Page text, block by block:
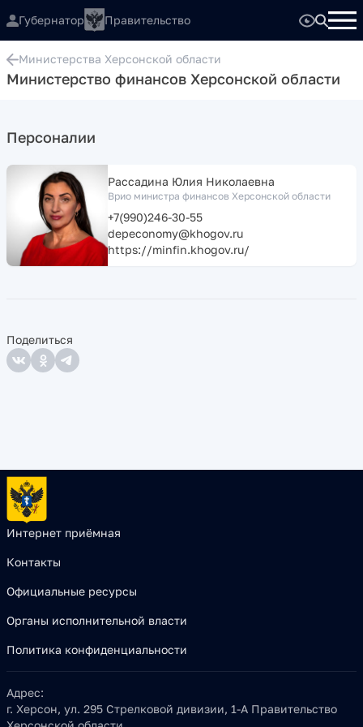
Губернатор Правительство
Министерства Херсонской области
Министерство финансов Херсонской области
Персоналии
Рассадина Юлия Николаевна
Врио министра финансов Херсонской области
+7(990)246-30-55
depeconomy@khogov.ru
https://minfin.khogov.ru/
Поделиться
Интернет приёмная
Контакты
Официальные ресурсы
Органы исполнительной власти
Политика конфиденциальности
Адрес:
г. Херсон, ул. 295 Стрелковой дивизии, 1-А Правительство